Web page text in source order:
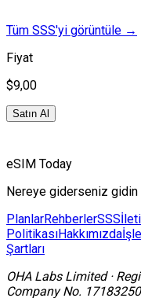
Tüm SSS'yi görüntüle →
Fiyat
$9,00
Satın Al
eSIM Today
Nereye giderseniz gidin
PlanlarRehberlerSSS
PolitikasıHakkımızda
Şartları
OHA Labs Limited·
Company No. 17183250